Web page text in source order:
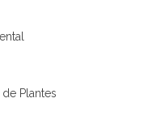
Plantes